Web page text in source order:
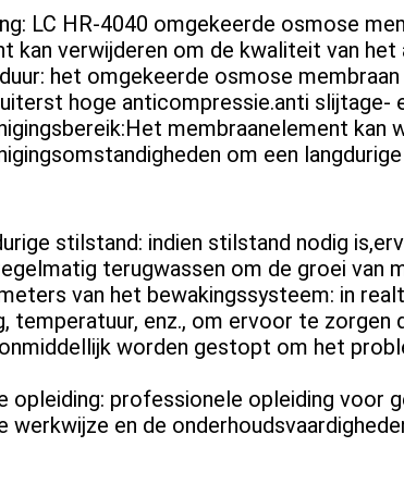
LC HR-4040 omgekeerde osmose
kan verwijderen om de kwaliteit van het
het omgekeerde osmose
hoge anticompressie.anti slijtage-
membraanelement
om een
stilstand: indien stilstand nodig
terugwassen om de groei van
van het bewakingssysteem: in
temperatuur, enz., om ervoor te
worden gestopt om het
opleiding: professionele opleiding voor
werkwijze en de